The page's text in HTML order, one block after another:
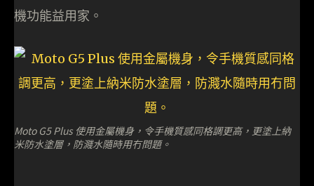
機功能益用家。
Moto G5 Plus 使用金屬機身，令手機質感同格調更高，更塗上納
米防水塗層，防濺水隨時用冇問題。